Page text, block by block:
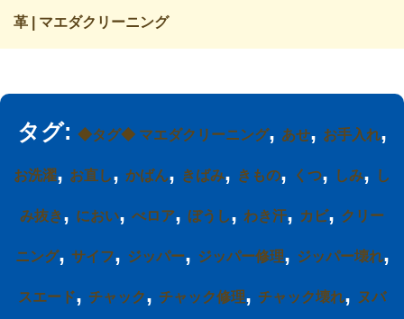
革 | マエダクリーニング
タグ: ◆タグ◆ マエダクリーニング, あせ, お手入れ,
お洗濯, お直し, かばん, きばみ, きもの, くつ, しみ, し
み抜き, におい, べロア, ぼうし, わき汗, カビ, クリー
ニング, サイフ, ジッパー, ジッパー修理, ジッパー壊れ,
スエード, チャック, チャック修理, チャック壊れ, ヌバ